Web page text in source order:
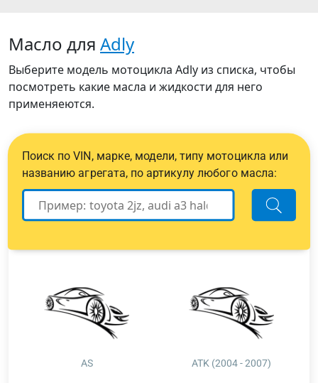
Масло для Adly
Выберите модель мотоцикла Adly из списка, чтобы
посмотреть какие масла и жидкости для него
применяеются.
Поиск по VIN, марке, модели, типу мотоцикла или
названию агрегата, по артикулу любого масла:
AS ATK (2004 - 2007)